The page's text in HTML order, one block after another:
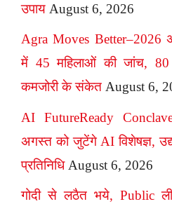
उपाय August 6, 2026
Agra Moves Better–2026
में 45 महिलाओं की जांच, 80
कमजोरी के संकेत August 6,
AI FutureReady
अगस्त को जुटेंगे AI विशेषज्ञ,
प्रतिनिधि August 6, 2026
गोदी से लठैत भये, Public